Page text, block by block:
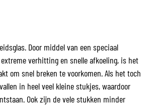
Door middel van een speciaal
verhitting en snelle afkoeling, is het
om snel breken te voorkomen. Als het toch
in heel veel kleine stukjes, waardoor
Ook zijn de vele stukken minder